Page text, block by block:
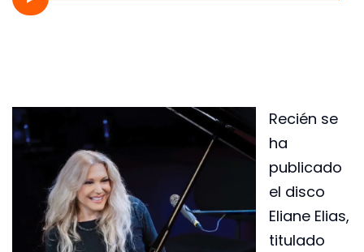
Recién se
ha
publicado
el disco
Eliane Elias,
titulado